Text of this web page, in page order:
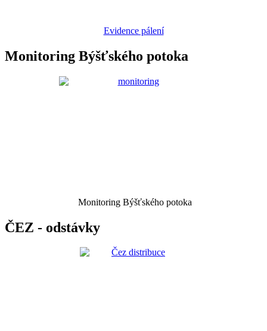
Evidence pálení
Monitoring Býšťského potoka
Monitoring Býšťského potoka
ČEZ - odstávky